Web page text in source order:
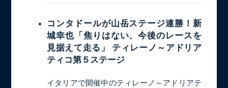
コンタドールが山岳ステージ連勝！新
城幸也「焦りはない、今後のレースを
見据えて走る」 ティレーノ～アドリア
ティコ第５ステージ
イタリアで開催中のティレーノ～アドリアテ